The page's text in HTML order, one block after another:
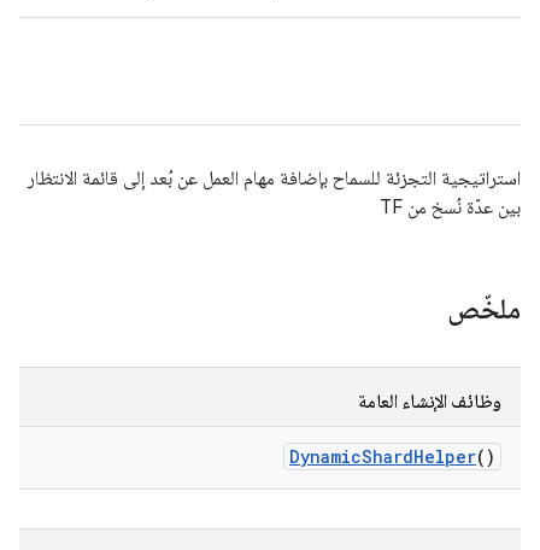
استراتيجية التجزئة للسماح بإضافة مهام العمل عن بُعد إلى قائمة الانتظار
بين عدّة نُسخ من TF
ملخّص
وظائف الإنشاء العامة
DynamicShardHelper()